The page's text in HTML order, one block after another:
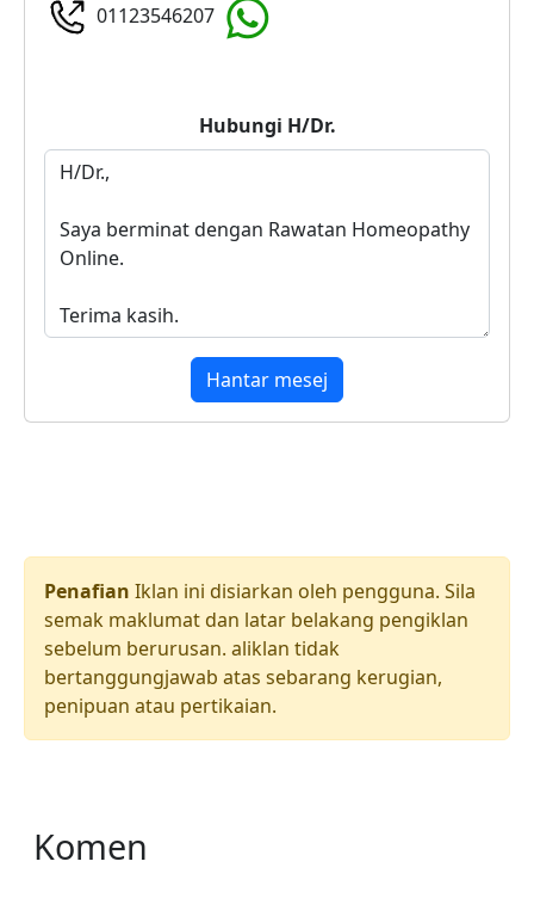
01123546207
Hubungi H/Dr.
Hantar mesej
Penafian Iklan ini disiarkan oleh pengguna. Sila
semak maklumat dan latar belakang pengiklan
sebelum berurusan. aliklan tidak
bertanggungjawab atas sebarang kerugian,
penipuan atau pertikaian.
Komen